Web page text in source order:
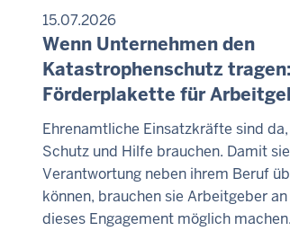
15.07.2026
Wenn Unternehmen den
Katastrophenschutz tragen:
Förderplakette für
Ehrenamtliche Einsatzkräfte sind
Schutz und Hilfe brauchen. Damit
Verantwortung neben ihrem Beruf
können, brauchen sie Arbeitgeber
dieses Engagement möglich machen.